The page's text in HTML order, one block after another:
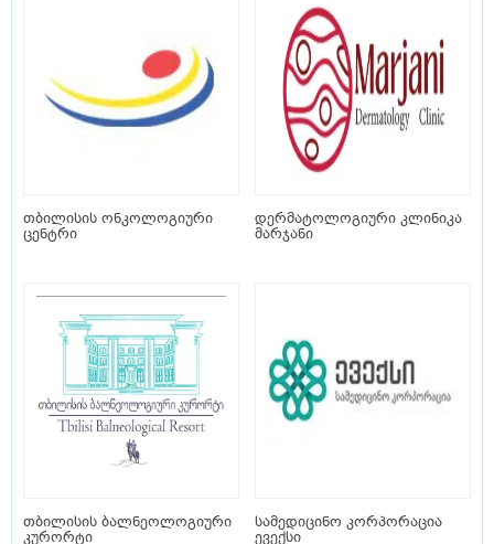
თბილისის ონკოლოგიური
ცენტრი
დერმატოლოგიური კლინიკა
მარჯანი
თბილისის ბალნეოლოგიური
კურორტი
სამედიცინო კორპორაცია
ევექსი